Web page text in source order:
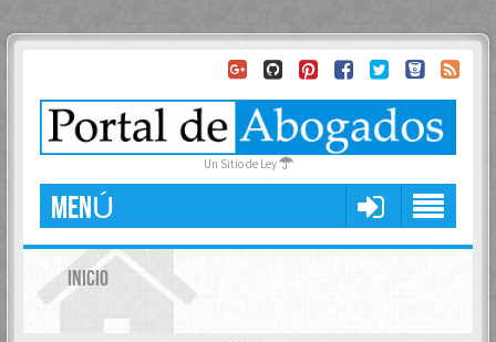
Un Sitio de Ley
MENÚ
INICIO